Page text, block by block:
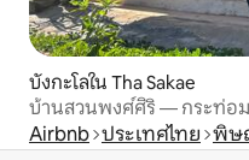
บังกะโลใน Tha Sakae
บ้านสวนพงศ์ศิริ — กระท่อ
Airbnb ประเทศไทย พิษ